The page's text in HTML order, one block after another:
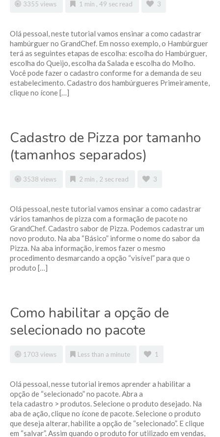
3355 views 1 min , 49 sec read 3
Olá pessoal, neste tutorial vamos ensinar a como cadastrar
hambúrguer no GrandChef. Em nosso exemplo, o Hambúrguer
terá as seguintes etapas de escolha: escolha do Hambúrguer,
escolha do Queijo, escolha da Salada e escolha do Molho.
Você pode fazer o cadastro conforme for a demanda de seu
estabelecimento. Cadastro dos hambúrgueres Primeiramente,
clique no ícone […]
Cadastro de Pizza por tamanho
(tamanhos separados)
3538 views 2 min , 2 sec read 3
Olá pessoal, neste tutorial vamos ensinar a como cadastrar
vários tamanhos de pizza com a formação de pacote no
GrandChef. Cadastro sabor de Pizza. Podemos cadastrar um
novo produto. Na aba “Básico” informe o nome do sabor da
Pizza. Na aba informação, iremos fazer o mesmo
procedimento desmarcando a opção “visível” para que o
produto […]
Como habilitar a opção de
selecionado no pacote
1703 views Less than a minute 1
Olá pessoal, nesse tutorial iremos aprender a habilitar a
opção de “selecionado” no pacote. Abra a
tela cadastro > produtos. Selecione o produto desejado. Na
aba de ação, clique no ícone de pacote. Selecione o produto
que deseja alterar, habilite a opção de “selecionado”. E clique
em “salvar”. Assim quando o produto for utilizado em vendas,